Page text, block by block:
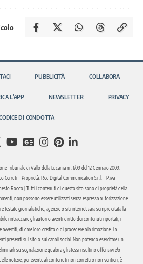
PUBBLICITÀ COLLABORA
L’APP NEWSLETTER PRIVACY
DI CONDOTTA
Tribunale di Vallo della Lucania nr. 1/09 del 12 Gennaio 2009.
Cerruti – Proprietà: Red Digital Communication S.r.l. – P.iva
Rocco | Tutti i contenuti di questo sito sono di proprietà della
non possono essere utilizzati senza espressa autorizzazione.
testate giornalistiche, agenzie o siti internet sarà sempre citata la
rintracciare gli autori o aventi diritto dei contenuti riportati, i
di dare loro credito o di procedere alla rimozione. La
presenti sul sito o sui canali social. Non potendo esercitare un
su segnalazione qualora gli stessi risultino offensivi e/o
notizie, per eventuali contenuti non corretti o non veritieri, è